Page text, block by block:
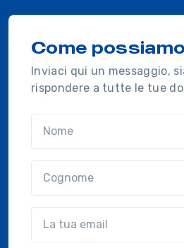
Come
Inviaci qui un messaggio,
rispondere a tutte le tue